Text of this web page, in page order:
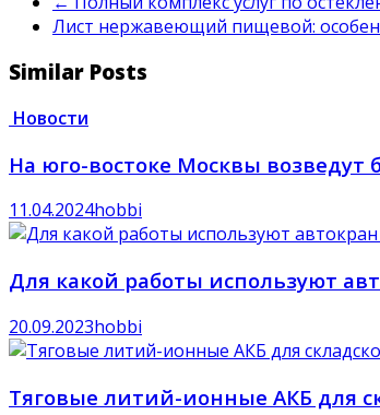
Лист нержавеющий пищевой:
Similar Posts
Новости
На юго-востоке Москвы
11.04.2024hobbi
Для какой работы используют
20.09.2023hobbi
Тяговые литий-ионные АКБ для